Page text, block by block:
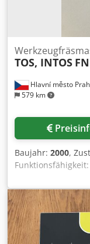
Hlavní město
579 km
TOS, INTOS
Baujahr: 2000,
Funktionsfähigkeit:
Service und
der Produktion
Baureihen FN 20/
Djdpsxg H Hhsfx